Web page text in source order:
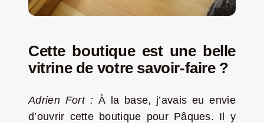
Cette boutique est une belle
vitrine de votre savoir-faire ?
Adrien Fort : À la base, j’avais eu envie
d’ouvrir cette boutique pour Pâques. Il y